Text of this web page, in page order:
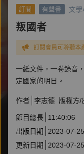
訂閱 有聲書 文學
叛國者
訂閱會員可聆聽本
一紙文件，一卷錄音
定國家的明日。
作者 李志德 版權方/
節目總長
11:40:06
出版日期
2023-07-25
更新日期
2023-07-25